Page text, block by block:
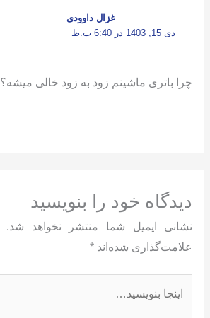
غزال داوودی
دی 15, 1403 در 6:40 ب.ظ
چرا باتری ماشینم زود به زود خالی میشه؟
دیدگاه‌ خود را بنویسید
نشانی ایمیل شما منتشر نخواهد شد.
علامت‌گذاری شده‌اند *
بنویسید…